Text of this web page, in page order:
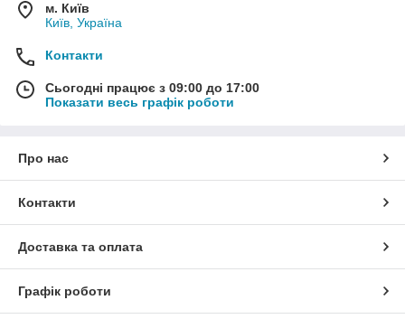
м. Київ
Київ, Україна
Контакти
Сьогодні працює з 09:00 до 17:00
Показати весь графік роботи
Про нас
Контакти
Доставка та оплата
Графік роботи